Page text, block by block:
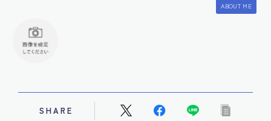
ABOUT ME
SHARE